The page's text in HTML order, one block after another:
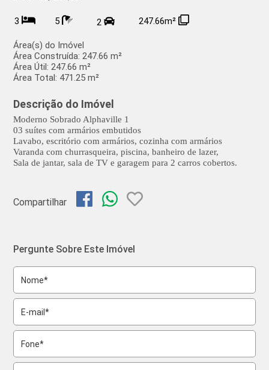
3 5 2 247.66m²
Área(s) do Imóvel
Área Construída:247.66 m²
Área Útil:247.66 m²
Área Total: 471.25 m²
Descrição do Imóvel
Moderno Sobrado Alphaville 1
03 suítes com armários embutidos
Lavabo, escritório com armários, cozinha com armários
Varanda com churrasqueira, piscina, banheiro de lazer,
Sala de jantar, sala de TV e garagem para 2 carros cobertos.
Compartilhar
Pergunte Sobre Este Imóvel